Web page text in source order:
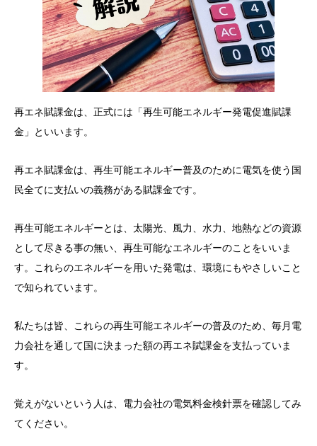
再エネ賦課金は、正式には「再生可能エネルギー発電促進賦課
金」といいます。
再エネ賦課金は、再生可能エネルギー普及のために電気を使う国
民全てに支払いの義務がある賦課金です。
再生可能エネルギーとは、太陽光、風力、水力、地熱などの資源
として尽きる事の無い、再生可能なエネルギーのことをいいま
す。これらのエネルギーを用いた発電は、環境にもやさしいこと
で知られています。
私たちは皆、これらの再生可能エネルギーの普及のため、毎月電
力会社を通して国に決まった額の再エネ賦課金を支払っていま
す。
覚えがないという人は、電力会社の電気料金検針票を確認してみ
てください。